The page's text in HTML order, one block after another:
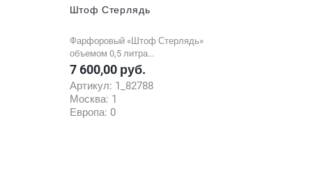
Штоф Стерлядь
Фарфоровый «Штоф Стерлядь»
объемом 0,5 литра...
Цена
7 600,00 руб.
Артикул: 1_82788
Москва: 1
Европа: 0